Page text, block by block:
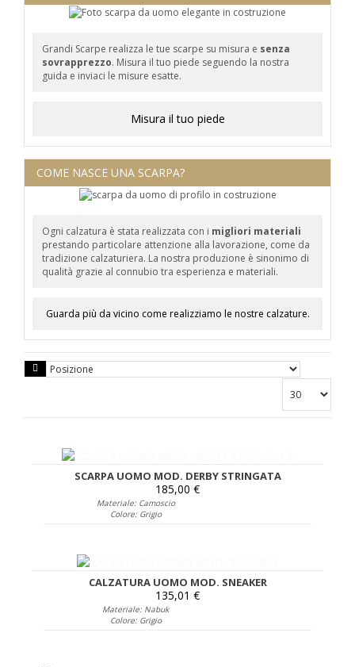
Grandi Scarpe realizza le tue scarpe su misura e senza
sovrapprezzo. Misura il tuo piede seguendo la nostra
guida e inviaci le misure esatte.
Misura il tuo piede
COME NASCE UNA SCARPA?
Ogni calzatura è stata realizzata con i migliori materiali
prestando particolare attenzione alla lavorazione, come da
tradizione calzaturiera. La nostra produzione è sinonimo di
qualità grazie al connubio tra esperienza e materiali.
Guarda più da vicino come realizziamo le nostre calzature.
SCARPA UOMO MOD. DERBY STRINGATA
185,00 €
Materiale: Camoscio
Colore: Grigio
CALZATURA UOMO MOD. SNEAKER
135,01 €
Materiale: Nabuk
Colore: Grigio